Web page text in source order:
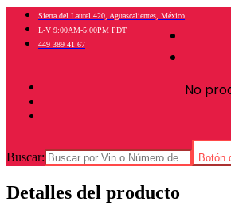
No
Sierra del Laurel 420, Aguascalientes, México
L-V 9:00AM-5:00PM PDT
449 389 41 67
Buscar: Botón
Detalles del producto